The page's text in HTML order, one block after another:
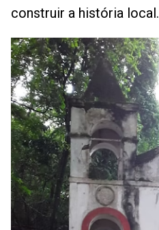
construir a história local.